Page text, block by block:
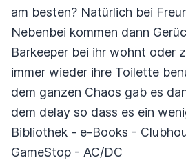
am besten? Natürlich bei
Nebenbei kommen dann
Barkeeper bei ihr wohnt oder
immer wieder ihre Toilette
dem ganzen Chaos gab es
dem delay so dass es ein
Bibliothek - e-Books -
GameStop - AC/DC